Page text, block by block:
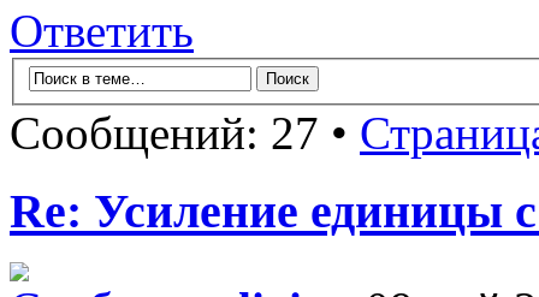
Ответить
Сообщений: 27 •
Re: Усиление единицы